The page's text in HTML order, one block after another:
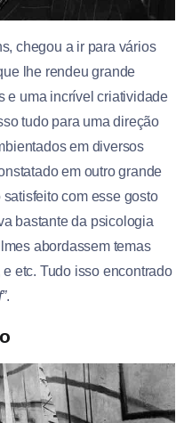
chegou a ir para vários
lhe rendeu grande
e uma incrível criatividade
tudo para uma direção
em diversos
em outro grande
satisfeito com esse gosto
bastante da psicologia
abordassem temas
etc. Tudo isso encontrado
.